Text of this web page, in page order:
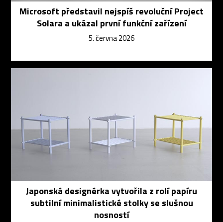
Microsoft představil nejspíš revoluční Project
Solara a ukázal první funkční zařízení
5. června 2026
Japonská designérka vytvořila z rolí papíru
subtilní minimalistické stolky se slušnou
nosností